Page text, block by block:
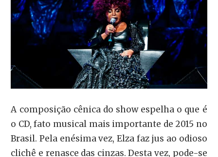
A composição cênica do show espelha o que é
o CD, fato musical mais importante de 2015 no
Brasil. Pela enésima vez, Elza faz jus ao odioso
clichê e renasce das cinzas. Desta vez, pode-se